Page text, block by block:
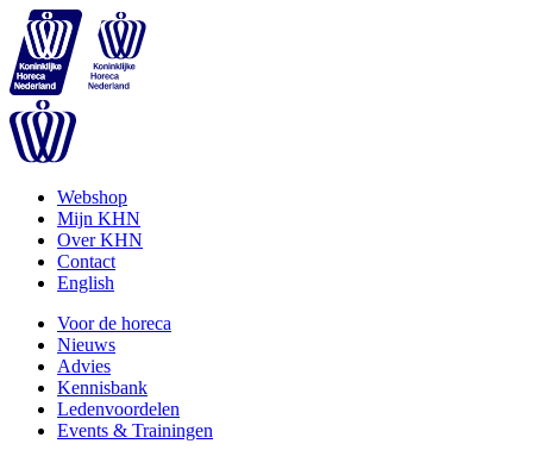
Webshop
Mijn KHN
Over KHN
Contact
English
Voor de horeca
Nieuws
Advies
Kennisbank
Ledenvoordelen
Events & Trainingen